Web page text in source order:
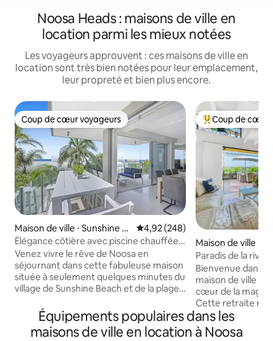
Noosa Heads : maisons de ville en
location parmi les mieux notées
Les voyageurs approuvent : ces maisons de ville en
location sont très bien notées pour leur emplacement,
leur propreté et bien plus encore.
Coup de cœur voyageurs
Coup de cœur voyageurs
Maison de ville ⋅ Sunshine B
each
Évaluation moyenne sur la
4,92 (248)
Élégance côtière avec piscine chauffée,
à deux pas de la plage
Venez vivre le rêve de Noosa en
séjournant dans cette fabuleuse maison
située à seulement quelques minutes du
village de Sunshine Beach et de la plage
ville moderne comprend trois chambres,
deux salles de bain, plusieurs espaces de
vie et extérieurs, et une piscine
Coups de cœur
Coup de cœur
Maison de ville ⋅
Paradis de la
emplacement
Bienvenue dans
maison de ville
cœur de la
Cette retraite
aménagée offre
confort, de style
votre escapade
Équipements populaires dans les
maisons de ville en location à Noosa